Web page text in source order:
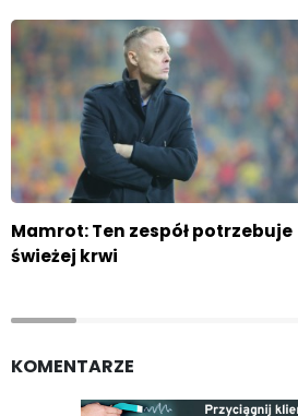
Mamrot: Ten zespół potrzebuje
świeżej krwi
KOMENTARZE